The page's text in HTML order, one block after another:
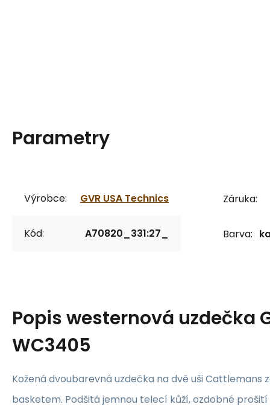
Parametry
Výrobce: GVR USA Technics
Kód: A70820_331:27_
Záruka:
Barva:
Popiswesternová uzdečka
WC3405
Kožená dvoubarevná uzdečka na dvě uši Cattlemans
basketem. Podšitá jemnou telecí kůží, ozdobné